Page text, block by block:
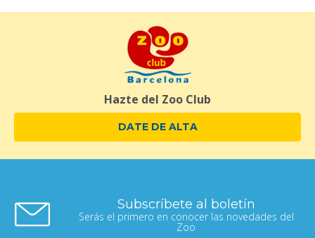
Hazte del Zoo Club
DATE DE ALTA
Subscríbete al boletín
Serás el primero en conocer las novedades del
Zoo